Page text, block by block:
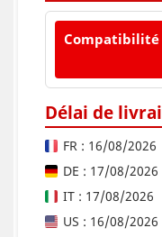
Compatibilité
Délai de
FR : 16/08/2026
DE : 17/08/2026
IT : 17/08/2026
US : 16/08/2026